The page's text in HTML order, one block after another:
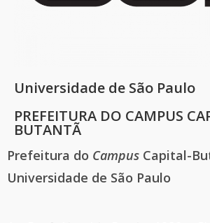
Universidade de São Paulo​
PREFEITURA DO CAMPUS
BUTANTÃ
Prefeitura do Campus Capital-
Universidade de São Paulo